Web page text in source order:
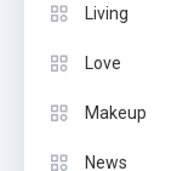
Living
Love
Makeup
News